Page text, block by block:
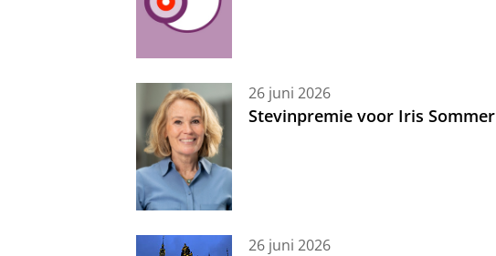
26 juni 2026
Stevinpremie voor Iris Sommer
26 juni 2026